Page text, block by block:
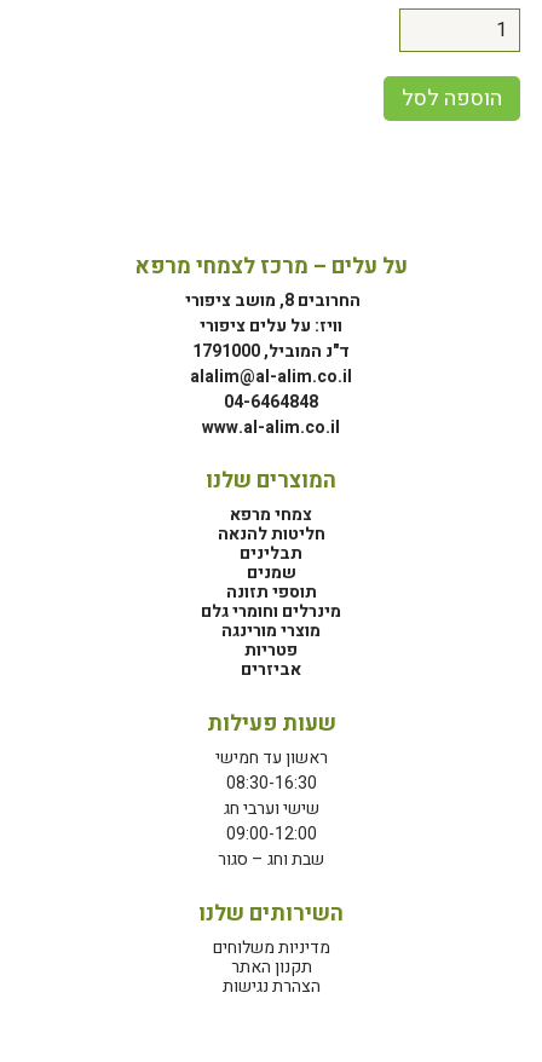
הוספה לסל
על עלים – מרכז לצמחי מרפא
החרובים 8, מושב ציפורי
וויז: על עלים ציפורי
ד"נ המוביל, 1791000
alalim@al-alim.co.il
04-6464848
www.al-alim.co.il
המוצרים שלנו
צמחי מרפא
חליטות להנאה
תבלינים
שמנים
תוספי תזונה
מינרלים וחומרי גלם
מוצרי מורינגה
פטריות
אביזרים
שעות פעילות
ראשון עד חמישי
08:30-16:30
שישי וערבי חג
09:00-12:00
שבת וחג – סגור
השירותים שלנו
מדיניות משלוחים
תקנון האתר
הצהרת נגישות